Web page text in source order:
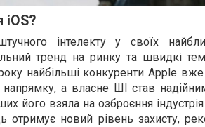
iOS?
інтелекту у своїх
тренд на ринку та швидкі
найбільші конкуренти Apple
а власне ШІ став
його взяла на озброєння
отримує новий рівень захисту,